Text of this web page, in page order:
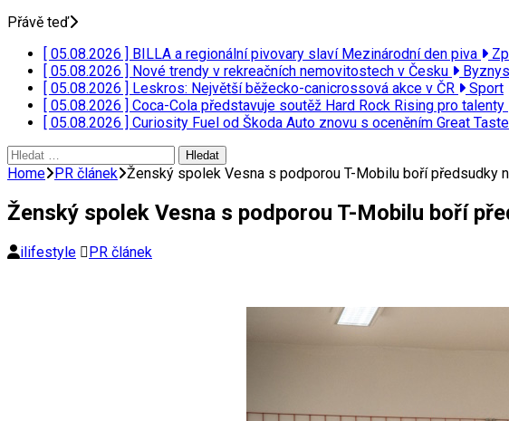
Přávě teď
[ 05.08.2026 ] BILLA a regionální pivovary slaví Mezinárodní den piva
[ 05.08.2026 ] Nové trendy v rekreačních nemovitostech v Česku
Byznys
[ 05.08.2026 ] Leskros: Největší běžecko-canicrossová akce v ČR
Sport
[ 05.08.2026 ] Coca-Cola představuje soutěž Hard Rock Rising pro talenty
[ 05.08.2026 ] Curiosity Fuel od Škoda Auto znovu s oceněním Great Taste
Vyhledávání
Home PR článek Ženský spolek Vesna s podporou T-Mobilu boří předsudky
Ženský spolek Vesna s podporou T-Mobilu boří
ilifestyle PR článek